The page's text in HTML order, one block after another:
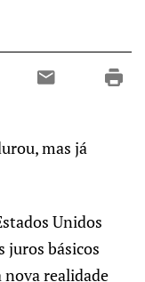
mas já
Unidos
juros básicos
nova realidade